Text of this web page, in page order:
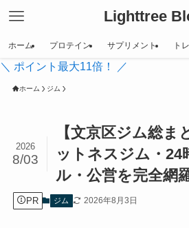
Lighttree
ホーム プロテイン サプリメント ト
＼ ポイント最大11倍！ ／
ホーム ジム
【文京区ジム総ま
ットネスジム・24
ル・公営を完全網
2026
8/03
PR ジム 2026年8月3日